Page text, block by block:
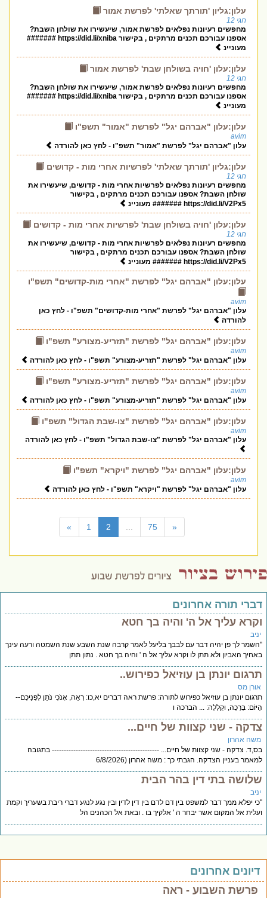
עלון:גליון 'תורתך שאלתי' לפרשת אמור
חגי 12
מחפשים רעיונות נפלאים לפרשת אמור, שיעשירו את שולחן השבת?
אספנו עבורכם תכנים מרתקים , בקישור https://did.li/xniba #######
מעוניינ
עלון:עלון 'חויה בשולחן שבת' לפרשת אמור
חגי 12
מחפשים רעיונות נפלאים לפרשת אמור, שיעשירו את שולחן השבת?
אספנו עבורכם תכנים מרתקים , בקישור https://did.li/xniba #######
מעוניינ
עלון:עלון "אברהם יגל" לפרשת "אמור" תשפ"ו
avim
עלון "אברהם יגל" לפרשת "אמור" תשפ"ו - לחץ כאן להורדה
עלון:גליון 'תורתך שאלתי' לפרשיות אחרי מות - קדושים
חגי 12
מחפשים רעיונות נפלאים לפרשיות אחרי מות - קדושים, שיעשירו את
שולחן השבת? אספנו עבורכם תכנים מרתקים , בקישור
https://did.li/V2Px5 ####### מעוניינ
עלון:עלון 'חויה בשולחן שבת' לפרשיות אחרי מות - קדושים
חגי 12
מחפשים רעיונות נפלאים לפרשיות אחרי מות - קדושים, שיעשירו את
שולחן השבת? אספנו עבורכם תכנים מרתקים , בקישור
https://did.li/V2Px5 ####### מעוניינ
עלון:עלון "אברהם יגל" לפרשת "אחרי מות-קדושים" תשפ"ו
avim
עלון "אברהם יגל" לפרשת "אחרי מות-קדושים" תשפ"ו - לחץ כאן
להורדה
עלון:עלון "אברהם יגל" לפרשת "תזריע-מצורע" תשפ"ו
avim
עלון "אברהם יגל" לפרשת "תזריע-מצורע" תשפ"ו - לחץ כאן להורדה
עלון:עלון "אברהם יגל" לפרשת "תזריע-מצורע" תשפ"ו
avim
עלון "אברהם יגל" לפרשת "תזריע-מצורע" תשפ"ו - לחץ כאן להורדה
עלון:עלון "אברהם יגל" לפרשת "צו-שבת הגדול" תשפ"ו
avim
עלון "אברהם יגל" לפרשת "צו-שבת הגדול" תשפ"ו - לחץ כאן להורדה
עלון:עלון "אברהם יגל" לפרשת "ויקרא" תשפ"ו
avim
עלון "אברהם יגל" לפרשת "ויקרא" תשפ"ו - לחץ כאן להורדה
» 1 2 75 «
דברי תורה אחרונים
וקרא עליך אל ה' והיה בך חטא
יניב
"השמר לך פן יהיה דבר עם לבבך בליעל לאמר קרבה שנת השבע שנת השמטה ורעה עינך
באחיך האביון ולא תתן לו וקרא עליך אל ה ' והיה בך חטא . נתון תתן
תרגום יונתן בן עוזיאל כפירוש..
אורן מס
תרגום יונתן בן עוזיאל כפירוש לתורה: פרשת ראה דברים יא,כו: רְאֵה, אָנֹכִי נֹתֵן לִפְנֵיכֶם--
הַיּוֹם: בְּרָכָה, וּקְלָלָה: ... הברכה ו
צדקה - שני קצוות של חיים...
משה אהרון
בס,ד. צדקה - שני קצוות של חיים... --------------------------------------------- בתגובה
למאמר בעניין הצדקה. הגבתי כך : משה אהרון (6/8/2026
שלושה בתי דין בהר הבית
יניב
"כי יפלא ממך דבר למשפט בין דם לדם בין דין לדין ובין נגע לנגע דברי ריבת בשעריך וקמת
ועלית אל המקום אשר יבחר ה ' אלקיך בו . ובאת אל הכהנים הל
דיונים אחרונים
פרשת השבוע - ראה